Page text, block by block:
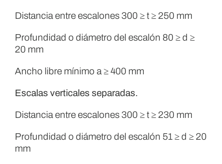
Distancia entre escalones 300 ≥ t ≥ 250 mm
Profundidad o diámetro del escalón 80 ≥ d ≥
20 mm
Ancho libre mínimo a ≥ 400 mm
Escalas verticales separadas.
Distancia entre escalones 300 ≥ t ≥ 230 mm
Profundidad o diámetro del escalón 51 ≥ d ≥ 20
mm